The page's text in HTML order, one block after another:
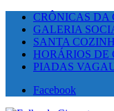
CRÔNICAS DA
GALERIA
SANTA
HORÁRIOS DE
PIADAS
Facebook